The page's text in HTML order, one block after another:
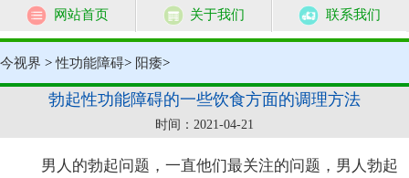
网站首页 关于我们 联系我们
今视界 >性功能障碍> 阳痿>
勃起性功能障碍的一些饮食方面的调理方法
时间：2021-04-21
男人的勃起问题，一直他们最关注的问题，男人勃起